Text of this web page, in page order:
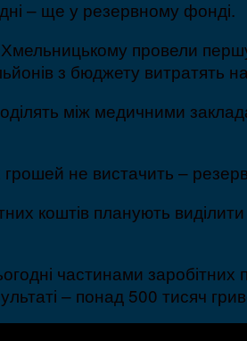
– ще у резервному фонді.
провели
з бюджету витратять
між медичними
не вистачить –
коштів планують
частинами
– понад 500 тисяч